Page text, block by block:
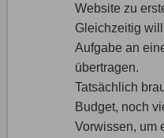
Website zu
Gleichzeitig
Aufgabe an
übertragen.
Tatsächlich
Budget, noch
Vorwissen, um